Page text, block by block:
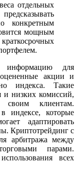
отдельных
конкретным
мощным
информацию для
акции и
индекса. Такие
и низких комиссий,
своим клиентам.
индексе, которые
адаптировать
Криптотрейдинг с
арбитража между
парами.
всех